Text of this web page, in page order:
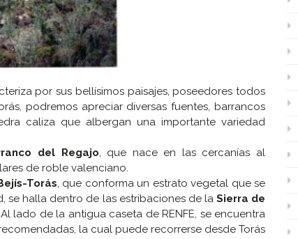
por sus bellísimos paisajes, poseedores todos
podremos apreciar diversas fuentes, barrancos
caliza que albergan una importante variedad
del Regajo, que nace en las cercanías al
de roble valenciano.
Torás, que conforma un estrato vegetal que se
se halla dentro de las estribaciones de la Sierra de
lado de la antigua caseta de RENFE, se encuentra
la cual puede recorrerse desde Torás